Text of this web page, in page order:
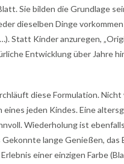
Sie bilden die Grundlage
dieselben Dinge
Statt Kinder anzuregen,
Entwicklung über Jahre
diese Formulation.
jeden Kindes. Eine
Wiederholung ist
lange Genießen, das
einer einzigen Farbe